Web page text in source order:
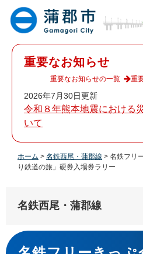
重要なお知らせ
2026年7月30日更新
令和８年熊本地震における
いて
重要なお知らせの一覧 重
ホーム > 名鉄西尾・蒲郡線 > 名鉄フリ
り鉄道の旅」硬券入場券ラリー
名鉄西尾・蒲郡線
本
文